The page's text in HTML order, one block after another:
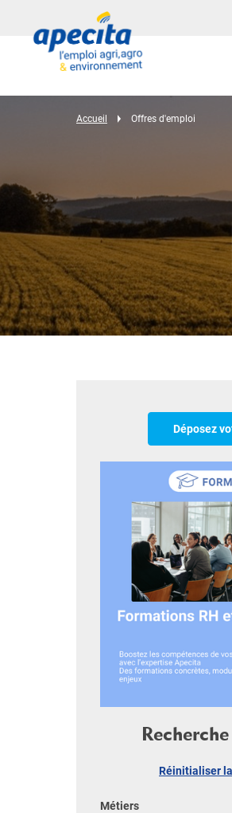
Accueil Offres d'emploi
Déposez
Réinitialiser
Métiers